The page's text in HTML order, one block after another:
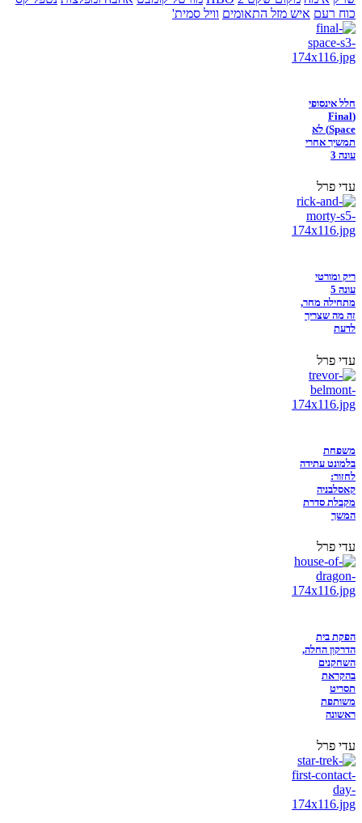
כוח רעם איש מזל התאומים וויל סמית'
חלל אינסופי
(Final
Space) לא
תמשיך אחרי
עונה 3
עדי פרל
ריק ומורטי
עונה 5
מתחילה מחר,
זה מה שצריך
לדעת
עדי פרל
משפחת
בלמונט עתידה
לחזור:
קאסלבניה
מקבלת סדרת
המשך
עדי פרל
הפקת בית
הדרקון החלה,
השחקנים
בהקראת
תסריט
משותפת
ראשונה
עדי פרל